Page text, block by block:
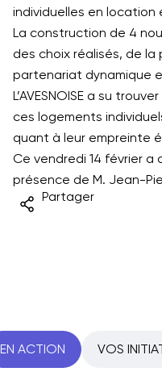
individuelles en
La construction de 4
des choix réalisés, de
partenariat dynamique
L’AVESNOISE a su
ces logements
quant à leur empreinte
Ce vendredi 14 février a
présence de M. Jean-
Partager
EN ACTION VOS